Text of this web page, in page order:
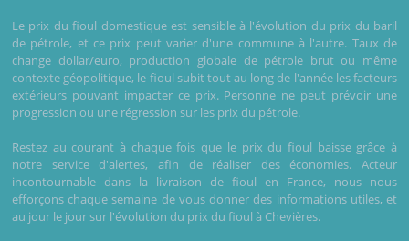
Le prix du fioul domestique est sensible à l'évolution du prix du baril
de pétrole, et ce prix peut varier d'une commune à l'autre. Taux de
change dollar/euro, production globale de pétrole brut ou même
contexte géopolitique, le fioul subit tout au long de l'année les facteurs
extérieurs pouvant impacter ce prix. Personne ne peut prévoir une
progression ou une régression sur les prix du pétrole.
Restez au courant à chaque fois que le prix du fioul baisse grâce à
notre service d'alertes, afin de réaliser des économies. Acteur
incontournable dans la livraison de fioul en France, nous nous
efforçons chaque semaine de vous donner des informations utiles, et
au jour le jour sur l'évolution du prix du fioul à Chevières.